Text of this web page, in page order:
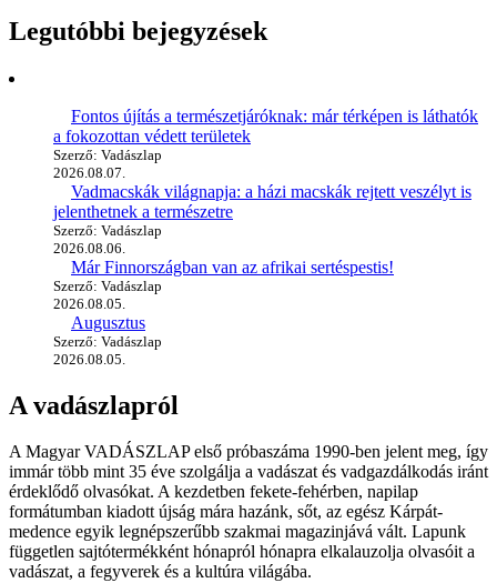
Legutóbbi bejegyzések
Fontos újítás a természetjáróknak: már térképen is láthatók
a fokozottan védett területek
Szerző: Vadászlap
2026.08.07.
Vadmacskák világnapja: a házi macskák rejtett veszélyt is
jelenthetnek a természetre
Szerző: Vadászlap
2026.08.06.
Már Finnországban van az afrikai sertéspestis!
Szerző: Vadászlap
2026.08.05.
Augusztus
Szerző: Vadászlap
2026.08.05.
A vadászlapról
A Magyar VADÁSZLAP első próbaszáma 1990-ben jelent meg, így
immár több mint 35 éve szolgálja a vadászat és vadgazdálkodás iránt
érdeklődő olvasókat. A kezdetben fekete-fehérben, napilap
formátumban kiadott újság mára hazánk, sőt, az egész Kárpát-
medence egyik legnépszerűbb szakmai magazinjává vált. Lapunk
független sajtótermékként hónapról hónapra elkalauzolja olvasóit a
vadászat, a fegyverek és a kultúra világába.